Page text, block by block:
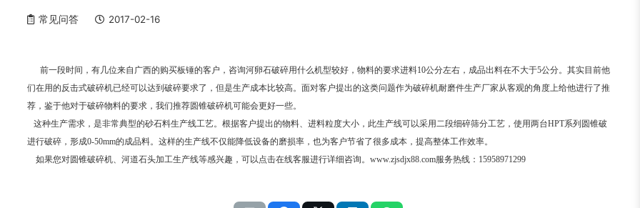
常见问答 2017-02-16
前一段时间，有几位来自广西的购买板锤的客户，咨询河卵石破碎用什么机型较好，物料的要求进料10公分左右，成品出料在不大于5公分。其实目前他
们在用的反击式破碎机已经可以达到破碎要求了，但是生产成本比较高。面对客户提出的这类问题作为破碎机耐磨件生产厂家从客观的角度上给他进行了推
荐，鉴于他对于破碎物料的要求，我们推荐圆锥破碎机可能会更好一些。
这种生产需求，是非常典型的砂石料生产线工艺。根据客户提出的物料、进料粒度大小，此生产线可以采用二段细碎筛分工艺，使用两台HPT系列圆锥破
进行破碎，形成0-50mm的成品料。这样的生产线不仅能降低设备的磨损率，也为客户节省了很多成本，提高整体工作效率。
如果您对圆锥破碎机、河道石头加工生产线等感兴趣，可以点击在线客服进行详细咨询。 www.zjsdjx88.com服务热线： 15958971299